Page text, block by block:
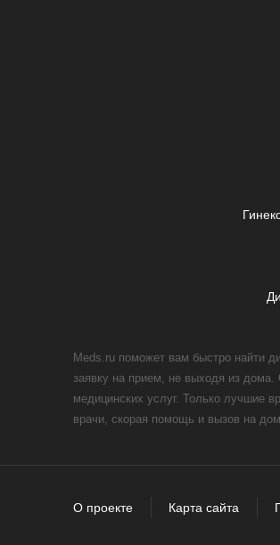
Meds.ru поможет вам быстро найти
заявку на прием, не выходя из
медицинских услуг. Только лучшие
врачи, скорая помощь и вызов на
О проекте Карта сайта